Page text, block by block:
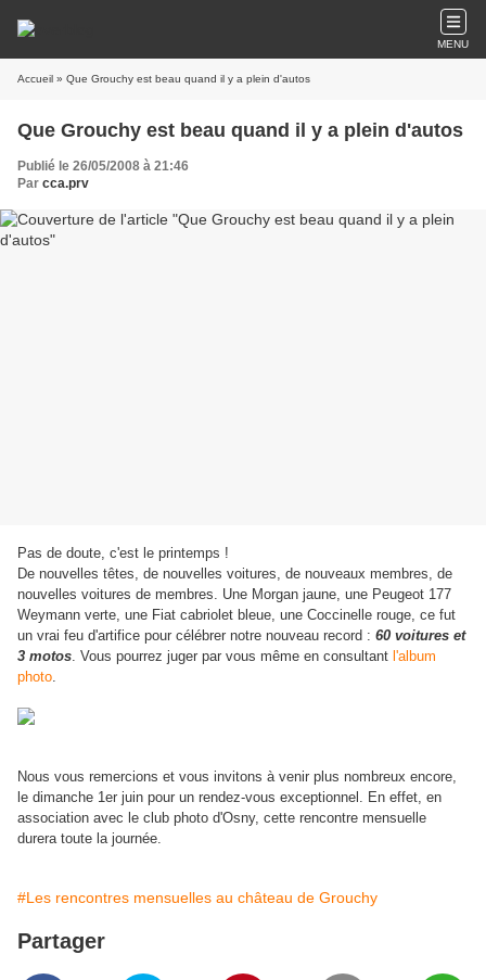
MENU
Accueil » Que Grouchy est beau quand il y a plein d'autos
Que Grouchy est beau quand il y a plein d'autos
Publié le 26/05/2008 à 21:46
Par cca.prv
Pas de doute, c'est le printemps !
De nouvelles têtes, de nouvelles voitures, de nouveaux membres, de
nouvelles voitures de membres. Une Morgan jaune, une Peugeot 177
Weymann verte, une Fiat cabriolet bleue, une Coccinelle rouge, ce fut
un vrai feu d'artifice pour célébrer notre nouveau record : 60 voitures et
3 motos. Vous pourrez juger par vous même en consultant l'album
photo.
Nous vous remercions et vous invitons à venir plus nombreux encore,
le dimanche 1er juin pour un rendez-vous exceptionnel. En effet, en
association avec le club photo d'Osny, cette rencontre mensuelle
durera toute la journée.
#Les rencontres mensuelles au château de Grouchy
Partager